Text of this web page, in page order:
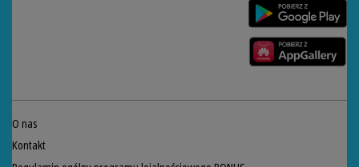
O nas
Kontakt